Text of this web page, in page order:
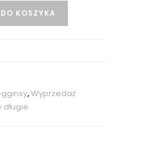
KOSZYKA
,Wyprzedaż
długie